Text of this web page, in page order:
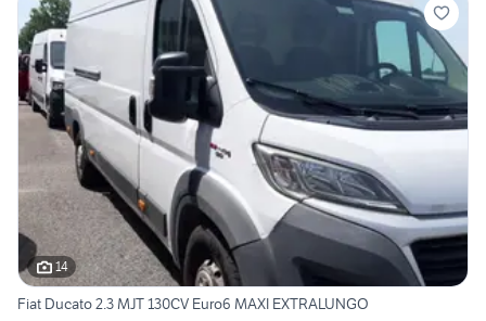
14
Fiat Ducato 2.3 MJT 130CV Euro6 MAXI EXTRALUNGO